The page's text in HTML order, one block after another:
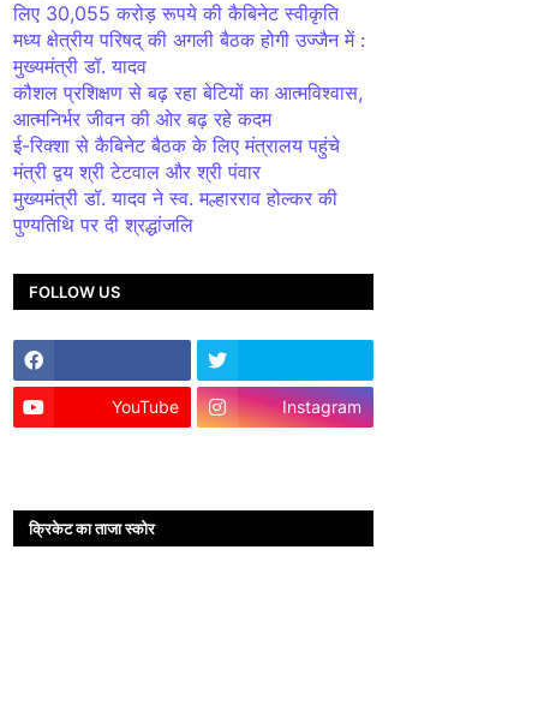
लिए 30,055 करोड़ रूपये की कैबिनेट स्वीकृति
मध्य क्षेत्रीय परिषद् की अगली बैठक होगी उज्जैन में :
मुख्यमंत्री डॉ. यादव
कौशल प्रशिक्षण से बढ़ रहा बेटियों का आत्मविश्वास,
आत्मनिर्भर जीवन की ओर बढ़ रहे कदम
ई-रिक्शा से कैबिनेट बैठक के लिए मंत्रालय पहुंचे
मंत्री द्वय श्री टेटवाल और श्री पंवार
मुख्यमंत्री डॉ. यादव ने स्व. मल्हारराव होल्कर की
पुण्यतिथि पर दी श्रद्धांजलि
FOLLOW US
YouTube Instagram
क्रिकेट का ताजा स्कोर